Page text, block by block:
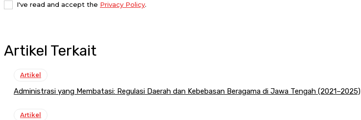
I've read and accept the Privacy Policy.
Artikel Terkait
Artikel
Administrasi yang Membatasi: Regulasi Daerah dan Kebebasan Beragama di Jawa Tengah (2021–2025)
Artikel